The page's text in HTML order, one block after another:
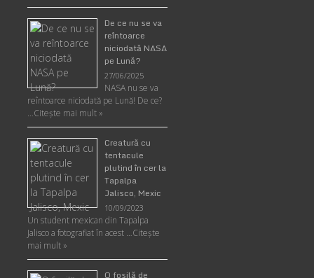
De ce nu se va
reîntoarce
niciodată NASA
pe Lună?
27/06/2025
NASA nu se va
reîntoarce niciodată pe Lună! De ce?
…Citește mai mult »
Creatură cu
tentacule
plutind în cer la
Tapalpa
Jalisco, Mexic
10/09/2023
Un student mexican din Tapalpa
Jalisco a fotografiat în acest …Citește
mai mult »
O fosilă de